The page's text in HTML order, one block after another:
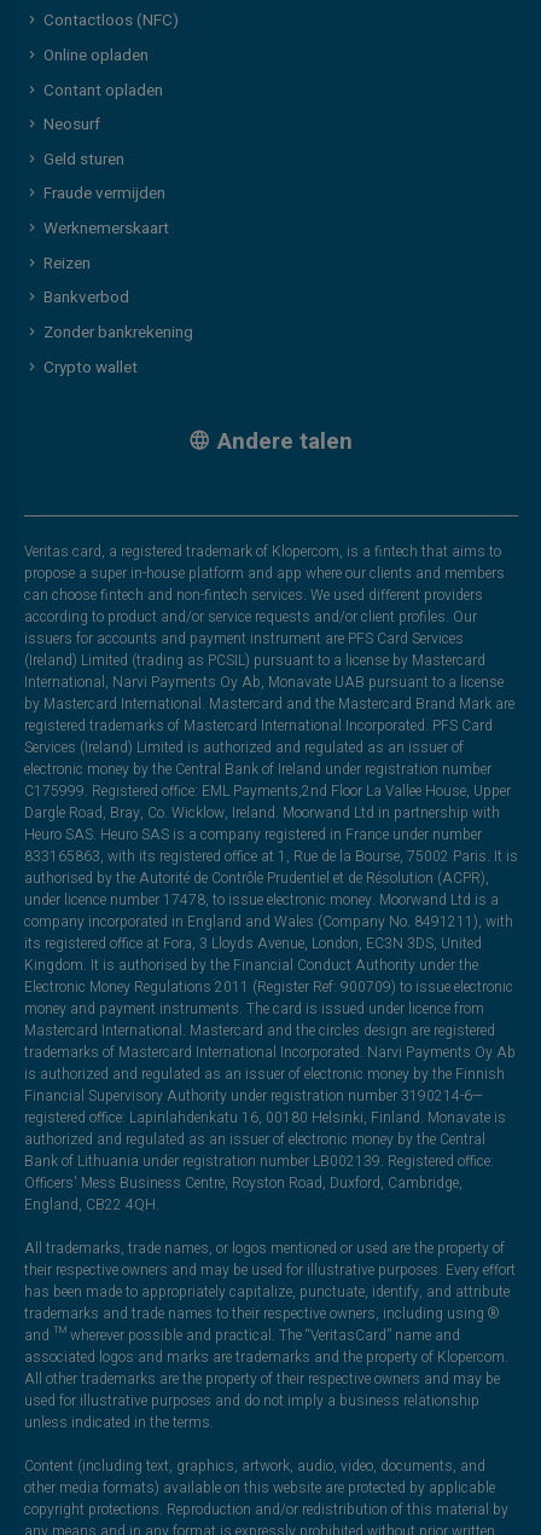
Contactloos (NFC)
Online opladen
Contant opladen
Neosurf
Geld sturen
Fraude vermijden
Werknemerskaart
Reizen
Bankverbod
Zonder bankrekening
Crypto wallet
Andere talen
Veritas card, a registered trademark of Klopercom, is a fintech that aims to
propose a super in-house platform and app where our clients and members
can choose fintech and non-fintech services. We used different providers
according to product and/or service requests and/or client profiles. Our
issuers for accounts and payment instrument are PFS Card Services
(Ireland) Limited (trading as PCSIL) pursuant to a license by Mastercard
International, Narvi Payments Oy Ab, Monavate UAB pursuant to a license
by Mastercard International. Mastercard and the Mastercard Brand Mark are
registered trademarks of Mastercard International Incorporated. PFS Card
Services (Ireland) Limited is authorized and regulated as an issuer of
electronic money by the Central Bank of Ireland under registration number
C175999. Registered office: EML Payments,2nd Floor La Vallee House, Upper
Dargle Road, Bray, Co. Wicklow, Ireland. Moorwand Ltd in partnership with
Heuro SAS. Heuro SAS is a company registered in France under number
833165863, with its registered office at 1, Rue de la Bourse, 75002 Paris. It is
authorised by the Autorité de Contrôle Prudentiel et de Résolution (ACPR),
under licence number 17478, to issue electronic money. Moorwand Ltd is a
company incorporated in England and Wales (Company No. 8491211), with
its registered office at Fora, 3 Lloyds Avenue, London, EC3N 3DS, United
Kingdom. It is authorised by the Financial Conduct Authority under the
Electronic Money Regulations 2011 (Register Ref: 900709) to issue electronic
money and payment instruments. The card is issued under licence from
Mastercard International. Mastercard and the circles design are registered
trademarks of Mastercard International Incorporated. Narvi Payments Oy Ab
is authorized and regulated as an issuer of electronic money by the Finnish
Financial Supervisory Authority under registration number 3190214-6—
registered office: Lapinlahdenkatu 16, 00180 Helsinki, Finland. Monavate is
authorized and regulated as an issuer of electronic money by the Central
Bank of Lithuania under registration number LB002139. Registered office:
Officers' Mess Business Centre, Royston Road, Duxford, Cambridge,
England, CB22 4QH.
All trademarks, trade names, or logos mentioned or used are the property of
their respective owners and may be used for illustrative purposes. Every effort
has been made to appropriately capitalize, punctuate, identify, and attribute
trademarks and trade names to their respective owners, including using ®
and ™ wherever possible and practical. The “VeritasCard” name and
associated logos and marks are trademarks and the property of Klopercom.
All other trademarks are the property of their respective owners and may be
used for illustrative purposes and do not imply a business relationship
unless indicated in the terms.
Content (including text, graphics, artwork, audio, video, documents, and
other media formats) available on this website are protected by applicable
copyright protections. Reproduction and/or redistribution of this material by